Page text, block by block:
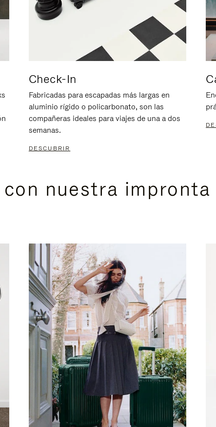
Check-In
Fabricadas para escapadas más largas en
aluminio rígido o policarbonato, son las
compañeras ideales para viajes de una a dos
semanas.
DESCUBRIR
nuestra